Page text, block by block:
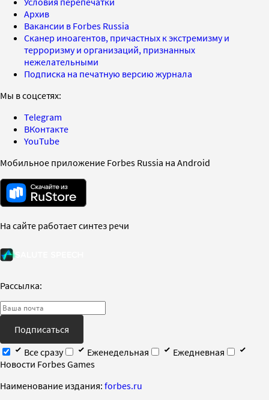
Архив
Вакансии в Forbes Russia
Сканер иноагентов, причастных к экстремизму и
терроризму и организаций, признанных
нежелательными
Подписка на печатную версию журнала
Мы в соцсетях:
Telegram
ВКонтакте
YouTube
Мобильное приложение Forbes Russia на Android
На сайте работает синтез речи
Рассылка:
Подписаться
Все сразу
Еженедельная
Ежедневная
Новости Forbes Games
Наименование издания: forbes.ru